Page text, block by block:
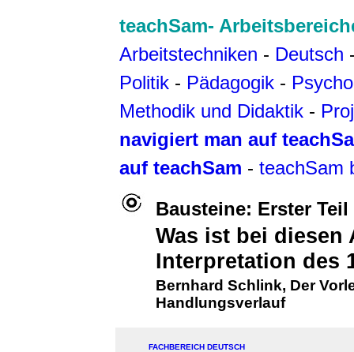
teachSam-
Arbeitstechniken - Deutsch
Politik - Pädagogik -
Methodik und Didaktik -
navigiert man auf
auf teachSam - teachSam
Bausteine: Erster Teil
Was ist bei diesen
Interpretation des
Bernhard Schlink, Der
Handlungsverlauf
FACHBEREICH DEUTSCH